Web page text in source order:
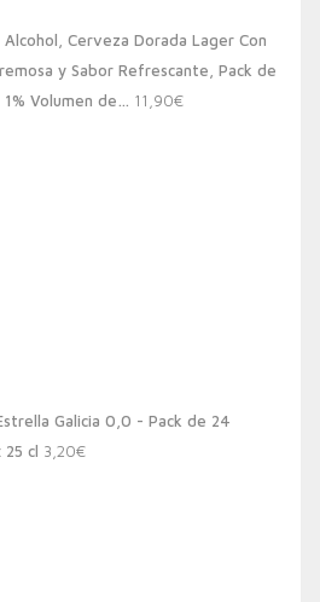
Alcohol, Cerveza Dorada Lager Con
y Sabor Refrescante, Pack de
1% Volumen de… 11,90€
Galicia 0,0 - Pack de 24
cl 3,20€